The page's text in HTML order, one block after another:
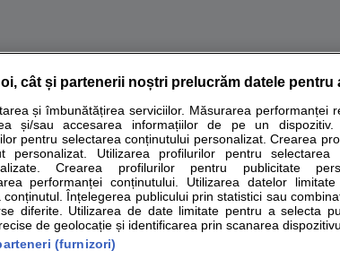
sfatulmedicului.ro au scop informativ si educational. Ele nu pot
informatia primita pe sfatulmedicului.ro sa consultati fie medicul
Parteneri
Inscriere clinica
Pentru pacient
cât și partenerii noștri prelucrăm datele pentru
și îmbunătățirea serviciilor. Măsurarea performanței
și/sau accesarea informațiilor de pe un dispozitiv.
pentru selectarea conținutului personalizat. Crearea
personalizat. Utilizarea profilurilor pentru selectarea
Crearea profilurilor pentru publicitate
performanței conținutului. Utilizarea datelor
conținutul. Înțelegerea publicului prin statistici sau
diferite. Utilizarea de date limitate pentru a selecta
de geolocație și identificarea prin scanarea
(furnizori)